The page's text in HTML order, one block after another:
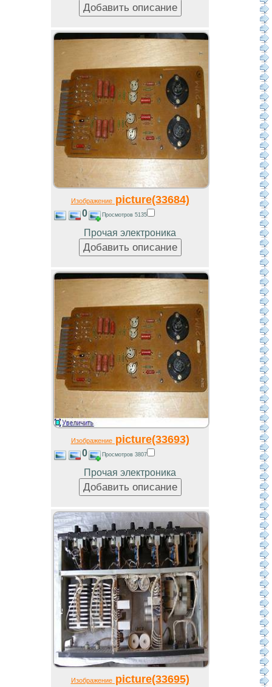
Изображениеpicture(33684)
0 Просмотров 5135
Прочая электроника
Изображениеpicture(33693)
0 Просмотров 3807
Прочая электроника
Изображениеpicture(33695)